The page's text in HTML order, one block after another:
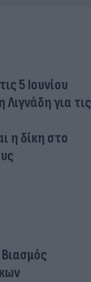
5 Ιουνίου
για τις
η δίκη στο
Βιασμός